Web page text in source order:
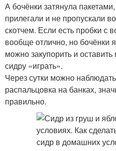
А бочёнки затянула
прилегали и не пропускали
скотчем. Если есть пробки с
вообще отлично, но бочёнки
можно закупорить и
сидру «играть».
Через сутки можно
распальцовка на банках,
правильно.